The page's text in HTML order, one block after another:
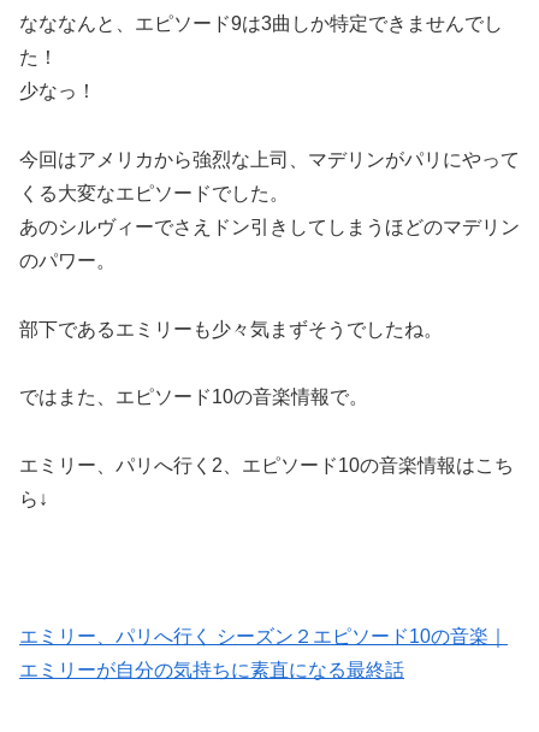
なななんと、エピソード9は3曲しか特定できませんでし
た！
少なっ！
今回はアメリカから強烈な上司、マデリンがパリにやって
くる大変なエピソードでした。
あのシルヴィーでさえドン引きしてしまうほどのマデリン
のパワー。
部下であるエミリーも少々気まずそうでしたね。
ではまた、エピソード10の音楽情報で。
エミリー、パリへ行く2、エピソード10の音楽情報はこち
ら↓
エミリー、パリへ行く シーズン２エピソード10の音楽｜
エミリーが自分の気持ちに素直になる最終話